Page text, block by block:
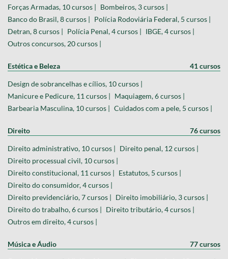
Forças Armadas, 10 cursos | Bombeiros, 3 cursos |
Banco do Brasil, 8 cursos | Polícia Rodoviária Federal, 5 cursos |
Detran, 8 cursos | Polícia Penal, 4 cursos | IBGE, 4 cursos |
Outros concursos, 20 cursos |
Estética e Beleza 41 cursos
Design de sobrancelhas e cílios, 10 cursos |
Manicure e Pedicure, 11 cursos | Maquiagem, 6 cursos |
Barbearia Masculina, 10 cursos | Cuidados com a pele, 5 cursos |
Direito 76 cursos
Direito administrativo, 10 cursos | Direito penal, 12 cursos |
Direito processual civil, 10 cursos |
Direito constitucional, 11 cursos | Estatutos, 5 cursos |
Direito do consumidor, 4 cursos |
Direito previdenciário, 7 cursos | Direito imobiliário, 3 cursos |
Direito do trabalho, 6 cursos | Direito tributário, 4 cursos |
Outros em direito, 4 cursos |
Música e Áudio 77 cursos